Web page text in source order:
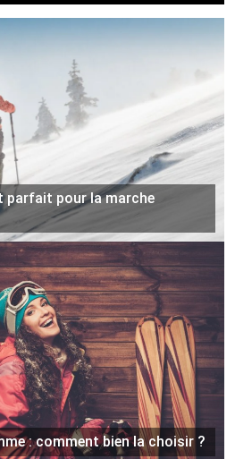
parfait pour la marche
: comment bien la choisir ?